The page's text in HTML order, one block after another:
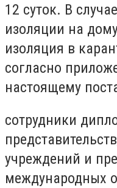
12 суток. В
изоляции на
изоляция в
согласно
настоящему
сотрудники
учреждений и
международных